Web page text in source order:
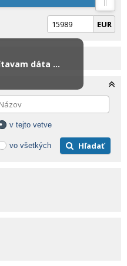
EUR
v tejto vetve
vo všetkých Hľadať
dáta ...